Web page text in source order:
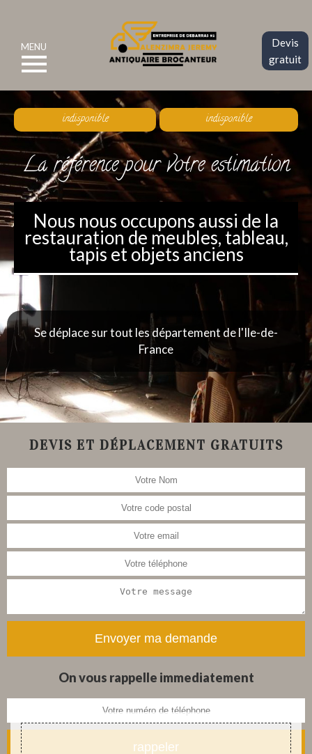
Devis
gratuit
MENU
indisponible indisponible
La référence pour votre estimation
Nous nous occupons aussi de la
restauration de meubles, tableau,
tapis et objets anciens
Se déplace sur tout les département de l'Ile-de-
France
DEVIS ET DÉPLACEMENT GRATUITS
On vous rappelle immediatement
restauration de meubles, tableau,
tapis et objets anciens